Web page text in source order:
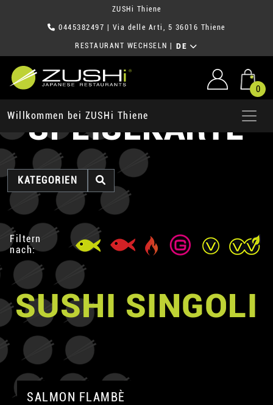
ZUSHi Thiene
0445382497 | Via delle Arti, 5 36016 Thiene
RESTAURANT WECHSELN DE
0
Willkommen bei ZUSHi Thiene
SPEISEKARTE
KATEGORIEN
Filtern
nach:
SUSHI SINGOLI
SALMON FLAMBÈ